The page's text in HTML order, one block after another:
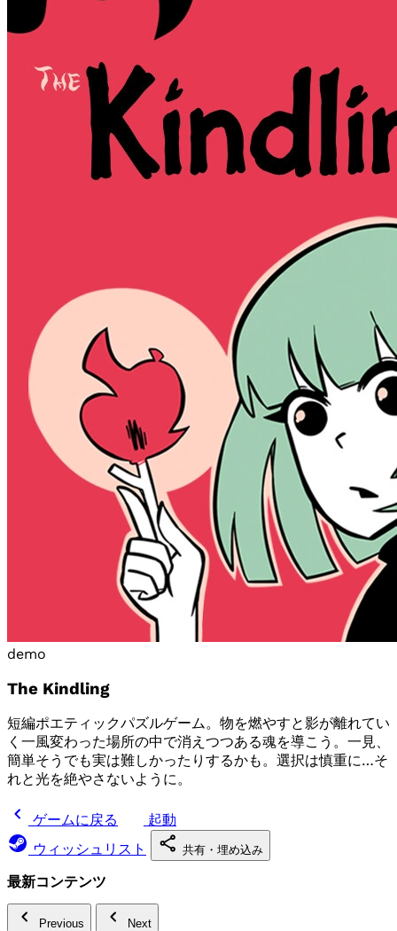
demo
The Kindling
短編ポエティックパズルゲーム。物を燃やすと影が離れてい
く一風変わった場所の中で消えつつある魂を導こう。一見、
簡単そうでも実は難しかったりするかも。選択は慎重に…そ
れと光を絶やさないように。
ゲームに戻る
起動
ウィッシュリスト
共有・埋め込み
最新コンテンツ
Previous Next